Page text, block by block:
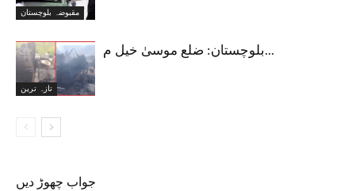
مقبوضہ بلوچستان
تازہ ترین
بلوچستان: ضلع موسیٰ خیل م...
جواب چھوڑ دیں